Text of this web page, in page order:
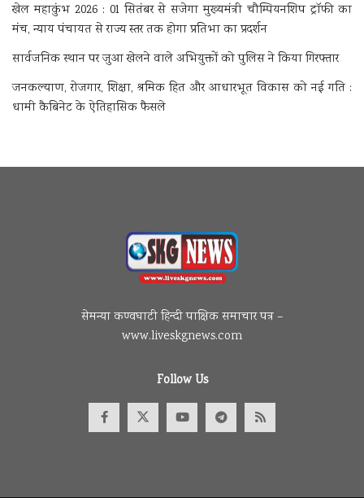
खेल महाकुंभ 2026 : 01 सितंबर से सजेगा मुख्यमंत्री चौम्पियनशिप ट्रॉफी का
मंच, न्याय पंचायत से राज्य स्तर तक होगा प्रतिभा का प्रदर्शन
सार्वजनिक स्थान पर जुआ खेलने वाले अभियुक्तों को पुलिस ने किया गिरफ्तार
जनकल्याण, रोजगार, शिक्षा, श्रमिक हित और आधारभूत विकास को नई गति :
धामी कैबिनेट के ऐतिहासिक फैसले
सेमन्या कण्वघाटी हिन्दी पाक्षिक समाचार पत्र –
www.liveskgnews.com
Follow Us